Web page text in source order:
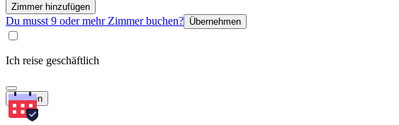
Zimmer hinzufügen
Du musst 9 oder mehr Zimmer buchen? Übernehmen
Ich reise geschäftlich
Suchen